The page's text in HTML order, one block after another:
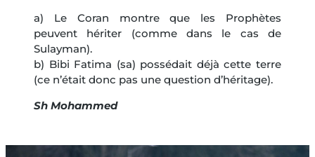
a) Le Coran montre que les Prophètes
peuvent hériter (comme dans le cas de
Sulayman).
b) Bibi Fatima (sa) possédait déjà cette terre
(ce n’était donc pas une question d’héritage).
Sh Mohammed